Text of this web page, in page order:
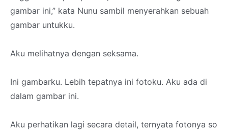
gambar ini,” kata Nunu sambil menyerahkan sebuah
gambar untukku.
Aku melihatnya dengan seksama.
Ini gambarku. Lebih tepatnya ini fotoku. Aku ada di
dalam gambar ini.
Aku perhatikan lagi secara detail, ternyata fotonya so